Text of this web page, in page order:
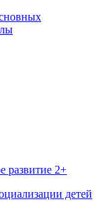
развитие 2+
детей